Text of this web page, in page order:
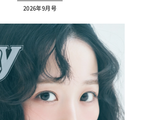
2026年9月号